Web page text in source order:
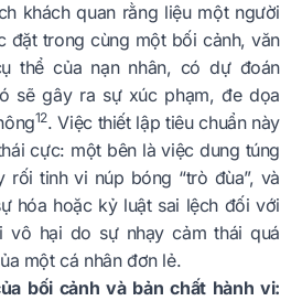
khách quan rằng liệu một người
đặt trong cùng một bối cảnh, văn
thể của nạn nhân, có dự đoán
sẽ gây ra sự xúc phạm, đe dọa
12. Việc thiết lập tiêu chuẩn này
cực: một bên là việc dung túng
rối tinh vi núp bóng “trò đùa”, và
hóa hoặc kỷ luật sai lệch đối với
vô hại do sự nhạy cảm thái quá
một cá nhân đơn lẻ.
bối cảnh và bản chất hành vi: